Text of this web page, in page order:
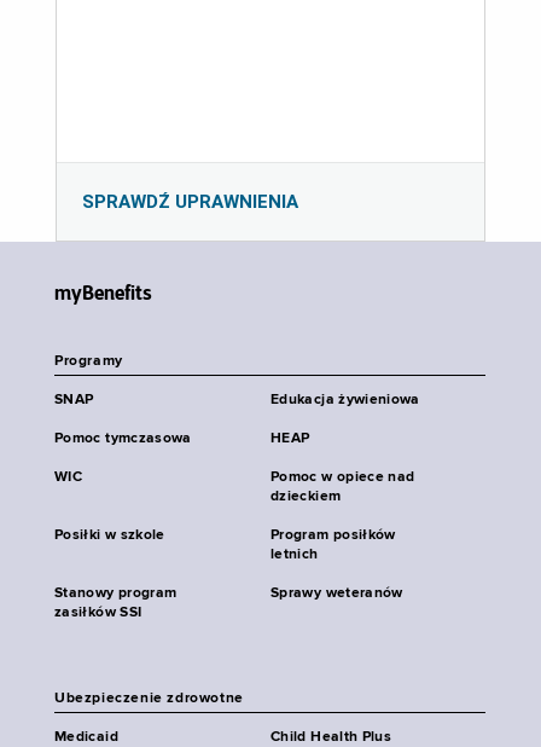
SPRAWDŹ UPRAWNIENIA
myBenefits
Programy
SNAP Edukacja żywieniowa
Pomoc tymczasowa HEAP
WIC
Pomoc w opiece nad
dzieckiem
Posiłki w szkole
Program posiłków
letnich
Stanowy program
zasiłków SSI
Sprawy weteranów
Ubezpieczenie zdrowotne
Medicaid
Child Health Plus